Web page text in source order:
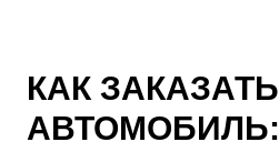
КАК ЗАКАЗАТЬ
АВТОМОБИЛЬ: